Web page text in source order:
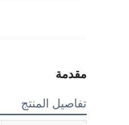
مقدمة
تفاصيل المنتج